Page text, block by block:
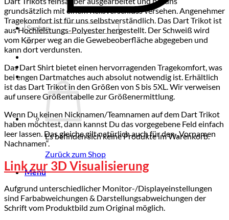
Suchen
nach:
Es befinden sich keine Produkte im Warenkorb.
Zurück zum Shop
Menü
grundsätzlich mit einem Reißverschluss versehen. Angenehmer
Tragekomfort ist für uns selbstverständlich. Das Dart Trikot ist
aus Hochleistungs-Polyester hergestellt. Der Schweiß wird
vom Körper weg an die Gewebeoberfläche abgegeben und
kann dort verdunsten.
Das Dart Shirt bietet einen hervorragenden Tragekomfort, was
bei engen Dartmatches auch absolut notwendig ist. Erhältlich
ist das Dart Trikot in den Größen von S bis 5XL. Wir verweisen
auf unsere Größentabelle zur Größenermittlung.
Wenn Du keinen Nicknamen/Teamnamen auf dem Dart Trikot
haben möchtest, dann kannst Du das vorgegebene Feld einfach
leer lassen. Das gleiche gilt natürlich auch für den „Vornamen
Nachnamen“.
Link zur 3D Visualisierung
Aufgrund unterschiedlicher Monitor-/Displayeinstellungen
sind Farbabweichungen & Darstellungsabweichungen der
Schrift vom Produktbild zum Original möglich.